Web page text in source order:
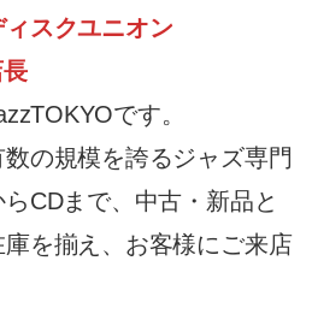
スクユニオン
です。
の規模を誇るジャズ専門
CDまで、中古・新品と
を揃え、お客様にご来店